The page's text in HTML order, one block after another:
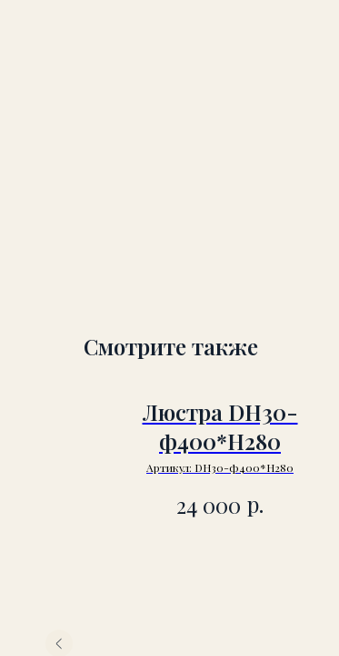
Смотрите также
Люстра DH30-
ф400*H280
Артикул: DH30-ф400*H280
24 000 р.